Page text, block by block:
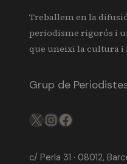
Treballem en la
periodisme rigorós i
que uneixi la cultura i
Grup de
X IGFB
c/ Perla 31 · 08012,